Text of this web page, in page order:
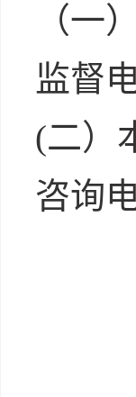
（一
监督
(二）
咨询